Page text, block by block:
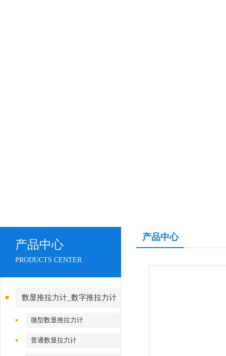
产品中心
PRODUCTS CENTER
数显推拉力计_数字推拉力计
微型数显推拉力计
普通数显拉力计
产品中心